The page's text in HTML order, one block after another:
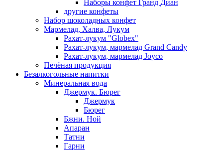
Наборы конфет Гранд Диан
другие конфеты
Набор шоколадных конфет
Мармелад, Халва, Лукум
Рахат-лукум "Globex"
Рахат-лукум, мармелад Grand Candy
Рахат-лукум, мармелад Joyco
Печёная продукция
Безалкогольные напитки
Минеральная вода
Джермук. Бюрег
Джермук
Бюрег
Бжни. Ной
Апаран
Татни
Гарни